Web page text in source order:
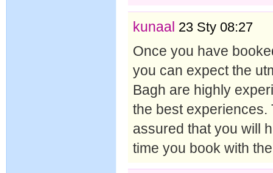
kunaal 23 Sty 08:27
Once you have
you can expect the
Bagh are highly
the best experiences.
assured that you will
time you book with